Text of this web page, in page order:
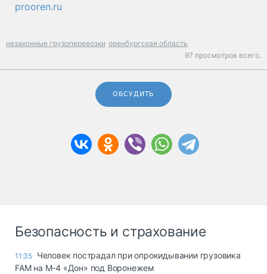
prooren.ru
незаконные грузоперевозки оренбургская область
97 просмотров всего.
ОБСУДИТЬ
Безопасность и страхование
11:35 Человек пострадал при опрокидывании грузовика
FAM на М-4 «Дон» под Воронежем